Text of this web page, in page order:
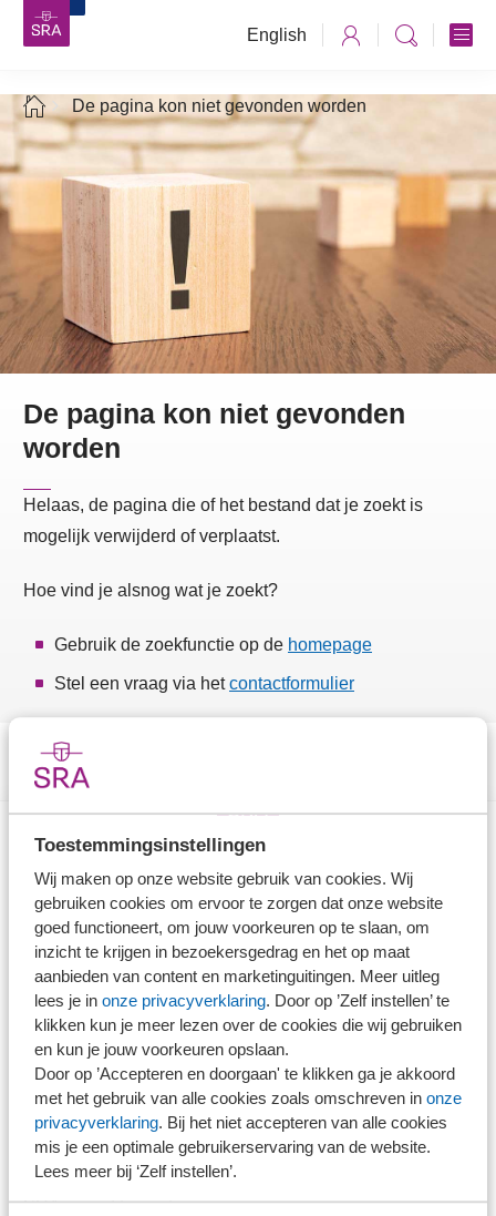
Toestemmingsinstellingen
Wij maken op onze website gebruik van cookies. Wij
gebruiken cookies om ervoor te zorgen dat onze website
goed functioneert, om jouw voorkeuren op te slaan, om
inzicht te krijgen in bezoekersgedrag en het op maat
aanbieden van content en marketinguitingen. Meer uitleg
lees je in onze privacyverklaring. Door op ’Zelf instellen’ te
klikken kun je meer lezen over de cookies die wij gebruiken
en kun je jouw voorkeuren opslaan.
Door op ’Accepteren en doorgaan' te klikken ga je akkoord
met het gebruik van alle cookies zoals omschreven in onze
privacyverklaring. Bij het niet accepteren van alle cookies
mis je een optimale gebruikerservaring van de website.
Lees meer bij ‘Zelf instellen’.
English
De pagina kon niet gevonden worden
De pagina kon niet gevonden
worden
Helaas, de pagina die of het bestand dat je zoekt is
mogelijk verwijderd of verplaatst.
Hoe vind je alsnog wat je zoekt?
Gebruik de zoekfunctie op de homepage
Stel een vraag via hetcontactformulier
Stel je vaktechnische vraag
Branche in Zicht
Dossiers
Kantoorvinder
Nieuwsbank
Handige links
Veilig bestanden delen
SRA-gecertificeerd